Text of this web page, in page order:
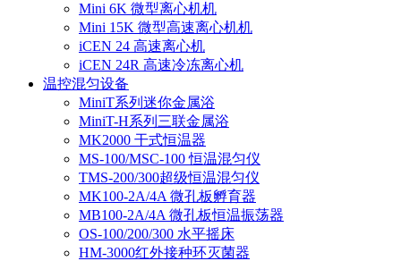
Mini 6K 微型离心机机
Mini 15K 微型高速离心机机
iCEN 24 高速离心机
iCEN 24R 高速冷冻离心机
温控混匀设备
MiniT系列迷你金属浴
MiniT-H系列三联金属浴
MK2000 干式恒温器
MS-100/MSC-100 恒温混匀仪
TMS-200/300超级恒温混匀仪
MK100-2A/4A 微孔板孵育器
MB100-2A/4A 微孔板恒温振荡器
OS-100/200/300 水平摇床
HM-3000红外接种环灭菌器